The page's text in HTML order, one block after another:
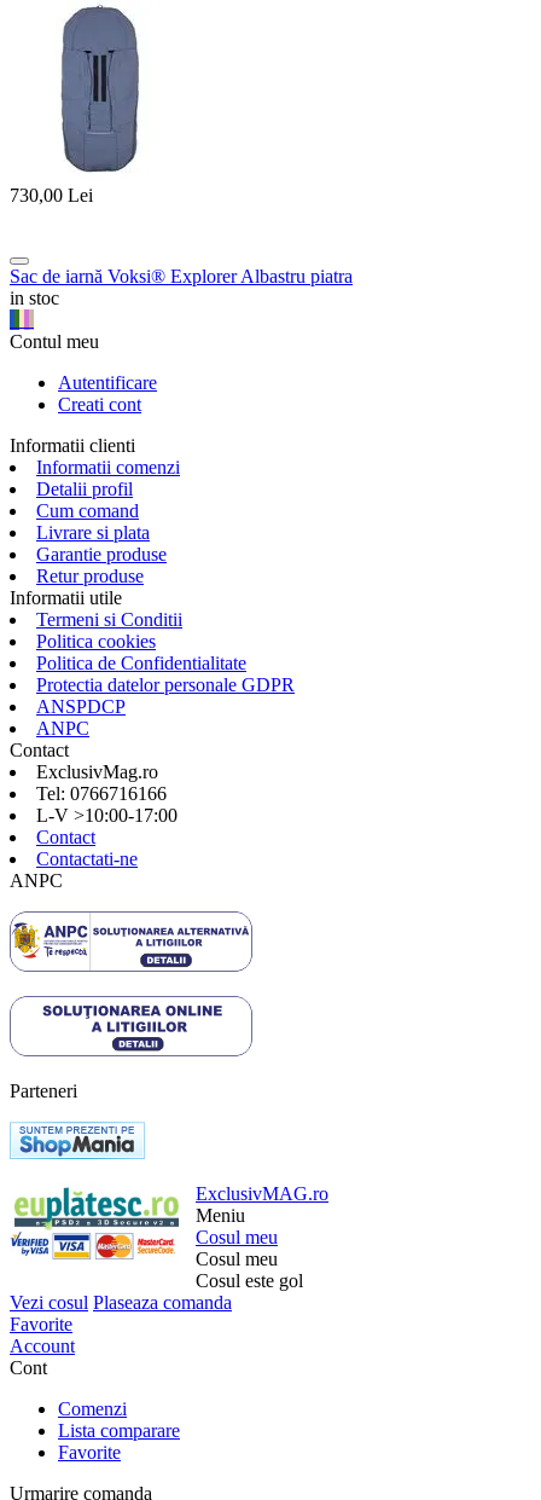
730,00 Lei
Sac de iarnă Voksi® Explorer Albastru piatra
in stoc
Contul meu
Autentificare
Creati cont
Informatii clienti
Informatii comenzi
Detalii profil
Cum comand
Livrare si plata
Garantie produse
Retur produse
Informatii utile
Termeni si Conditii
Politica cookies
Politica de Confidentialitate
Protectia datelor personale GDPR
ANSPDCP
ANPC
Contact
ExclusivMag.ro
Tel: 0766716166
L-V >10:00-17:00
Contact
Contactati-ne
ANPC
Parteneri
ExclusivMAG.ro
Meniu
Cosul meu
Cosul meu
Cosul este gol
Vezi cosul Plaseaza comanda
Favorite
Account
Cont
Comenzi
Lista comparare
Favorite
Urmarire comanda